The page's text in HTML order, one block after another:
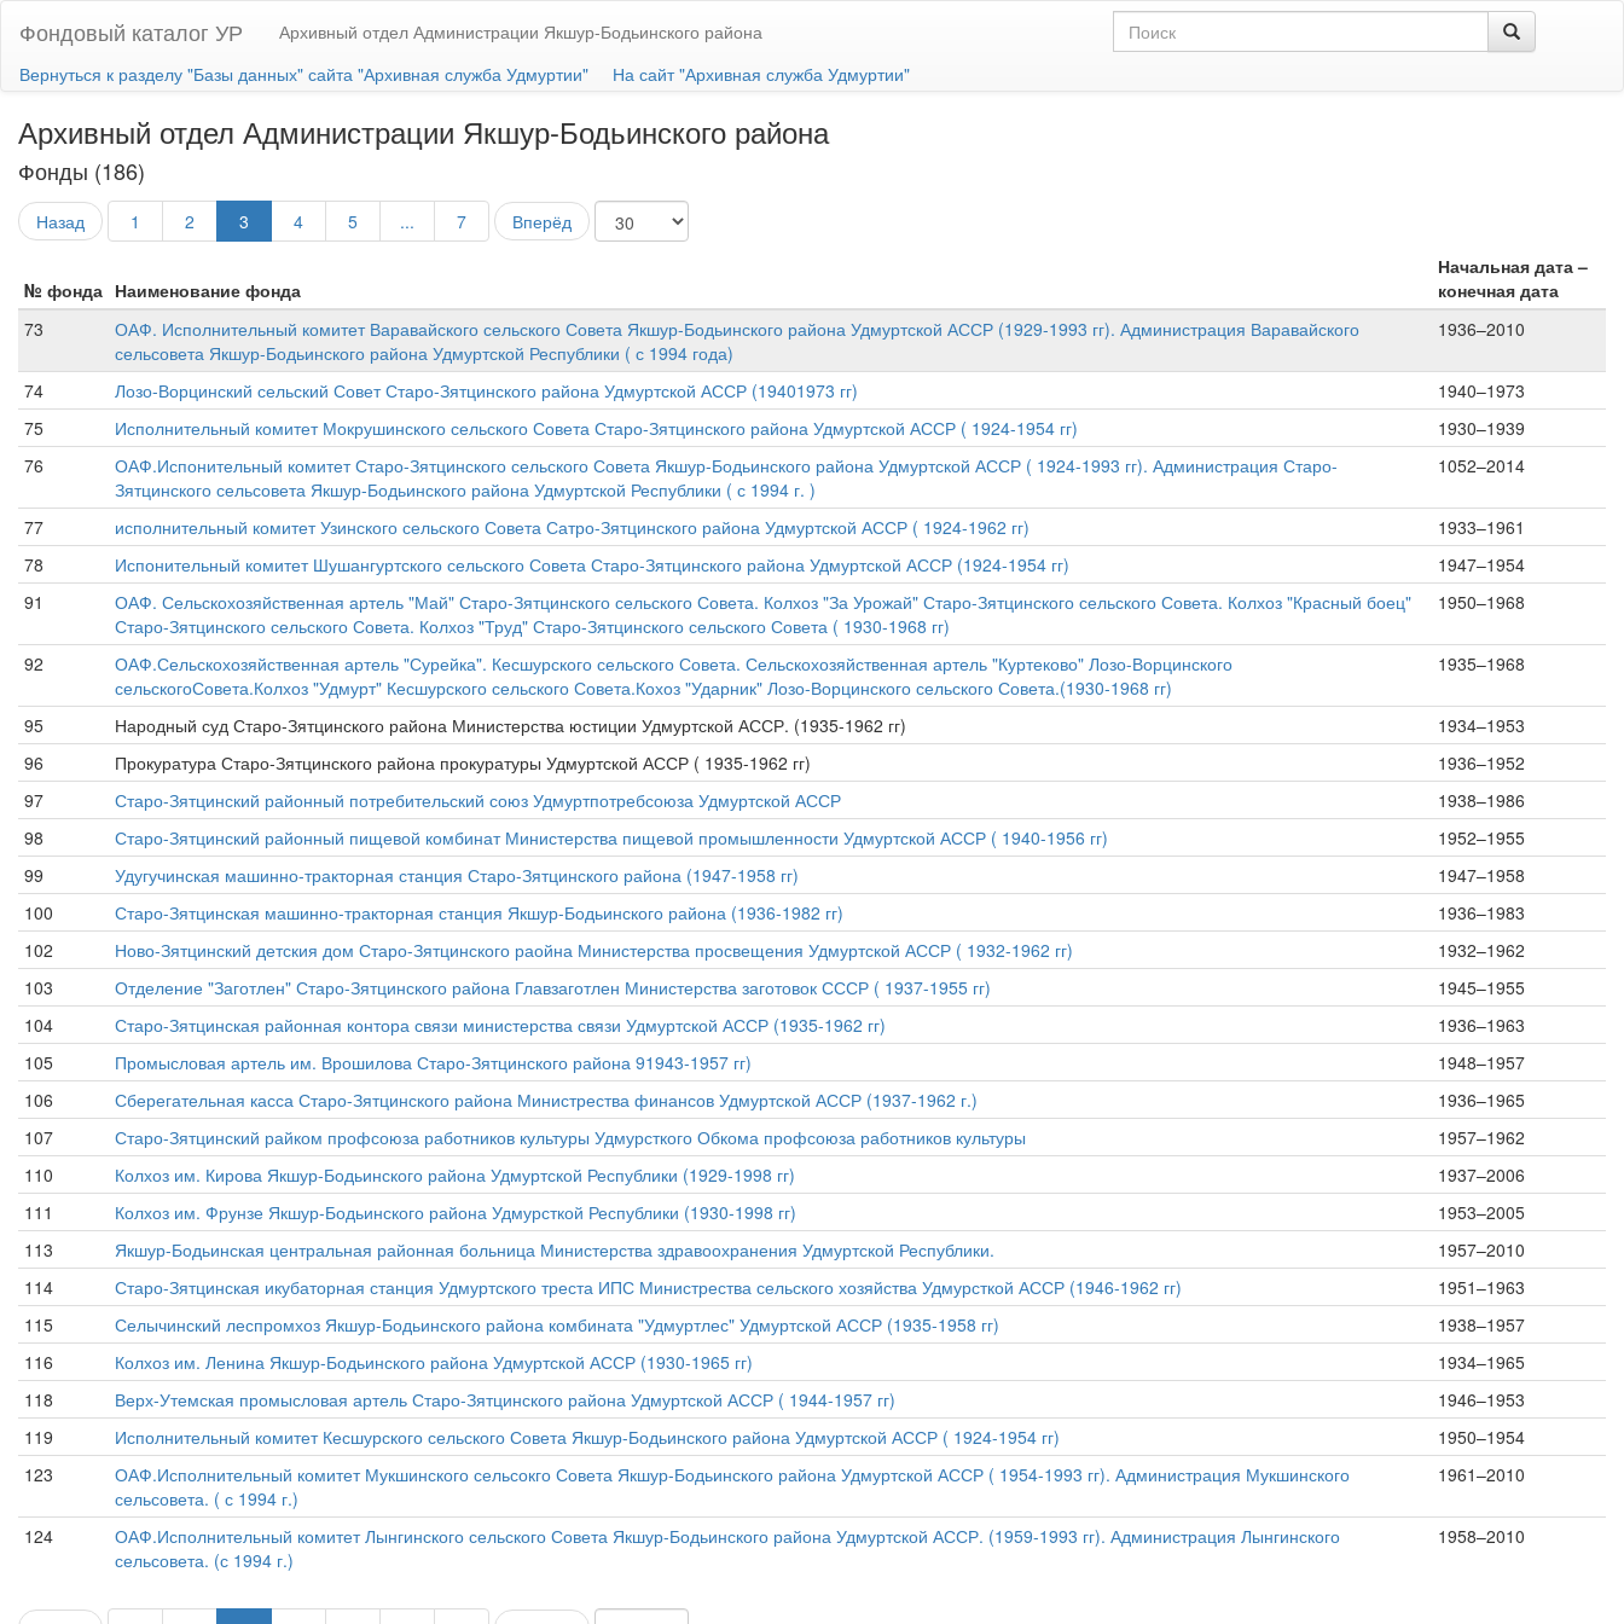
Фондовый каталог УР
Архивный отдел Администрации Якшур-Бодьинского района
Вернуться к разделу "Базы данных" сайта "Архивная служба Удмуртии"
На сайт "Архивная служба Удмуртии"
Архивный отдел Администрации Якшур-Бодьинского района
Фонды (186)
Назад 1 2 3 4 5 ... 7 Вперёд
№ фонда Наименование фонда
Начальная дата –
конечная дата
73
ОАФ. Исполнительный комитет Варавайского сельского Совета Якшур-Бодьинского района Удмуртской АССР (1929-1993 гг). Администрация Варавайского
сельсовета Якшур-Бодьинского района Удмуртской Республики ( с 1994 года)
1936–2010
74 Лозо-Ворцинский сельский Совет Старо-Зятцинского района Удмуртской АССР (19401973 гг)
1940–1973
75
Исполнительный комитет Мокрушинского сельского Совета Старо-Зятцинского района Удмуртской АССР ( 1924-1954 гг)
1930–1939
76
ОАФ.Испонительный комитет Старо-Зятцинского сельского Совета Якшур-Бодьинского района Удмуртской АССР ( 1924-1993 гг). Администрация Старо-
Зятцинского сельсовета Якшур-Бодьинского района Удмуртской Республики ( с 1994 г. )
1052–2014
77 исполнительный комитет Узинского сельского Совета Сатро-Зятцинского района Удмуртской АССР ( 1924-1962 гг)
1933–1961
78
Испонительный комитет Шушангуртского сельского Совета Старо-Зятцинского района Удмуртской АССР (1924-1954 гг)
1947–1954
91
ОАФ. Сельскохозяйственная артель "Май" Старо-Зятцинского сельского Совета. Колхоз "За Урожай" Старо-Зятцинского сельского Совета. Колхоз "Красный боец"
Старо-Зятцинского сельского Совета. Колхоз "Труд" Старо-Зятцинского сельского Совета ( 1930-1968 гг)
1950–1968
92
ОАФ.Сельскохозяйственная артель "Сурейка". Кесшурского сельского Совета. Сельскохозяйственная артель "Куртеково" Лозо-Ворцинского
сельскогоСовета.Колхоз "Удмурт" Кесшурского сельского Совета.Кохоз "Ударник" Лозо-Ворцинского сельского Совета.(1930-1968 гг)
1935–1968
95 Народный суд Старо-Зятцинского района Министерства юстиции Удмуртской АССР. (1935-1962 гг)
1934–1953
96
Прокуратура Старо-Зятцинского района прокуратуры Удмуртской АССР ( 1935-1962 гг)
1936–1952
97
Старо-Зятцинский районный потребительский союз Удмуртпотребсоюза Удмуртской АССР
1938–1986
98
Старо-Зятцинский районный пищевой комбинат Министерства пищевой промышленности Удмуртской АССР ( 1940-1956 гг)
1952–1955
99
Удугучинская машинно-тракторная станция Старо-Зятцинского района (1947-1958 гг)
1947–1958
100
Старо-Зятцинская машинно-тракторная станция Якшур-Бодьинского района (1936-1982 гг)
1936–1983
102
Ново-Зятцинский детския дом Старо-Зятцинского раойна Министерства просвещения Удмуртской АССР ( 1932-1962 гг)
1932–1962
103
Отделение "Заготлен" Старо-Зятцинского района Главзаготлен Министерства заготовок СССР ( 1937-1955 гг)
1945–1955
104
Старо-Зятцинская районная контора связи министерства связи Удмуртской АССР (1935-1962 гг)
1936–1963
105
Промысловая артель им. Врошилова Старо-Зятцинского района 91943-1957 гг)
1948–1957
106
Сберегательная касса Старо-Зятцинского района Министрества финансов Удмуртской АССР (1937-1962 г.)
1936–1965
107
Старо-Зятцинский райком профсоюза работников культуры Удмурсткого Обкома профсоюза работников культуры
1957–1962
110
Колхоз им. Кирова Якшур-Бодьинского района Удмуртской Республики (1929-1998 гг)
1937–2006
111
Колхоз им. Фрунзе Якшур-Бодьинского района Удмурсткой Республики (1930-1998 гг)
1953–2005
113
Якшур-Бодьинская центральная районная больница Министерства здравоохранения Удмуртской Республики.
1957–2010
114
Старо-Зятцинская икубаторная станция Удмуртского треста ИПС Министрества сельского хозяйства Удмурсткой АССР (1946-1962 гг)
1951–1963
115
Селычинский леспромхоз Якшур-Бодьинского района комбината "Удмуртлес" Удмуртской АССР (1935-1958 гг)
1938–1957
116
Колхоз им. Ленина Якшур-Бодьинского района Удмуртской АССР (1930-1965 гг)
1934–1965
118
Верх-Утемская промысловая артель Старо-Зятцинского района Удмуртской АССР ( 1944-1957 гг)
1946–1953
119
Исполнительный комитет Кесшурского сельского Совета Якшур-Бодьинского района Удмуртской АССР ( 1924-1954 гг)
1950–1954
123
ОАФ.Исполнительный комитет Мукшинского сельсокго Совета Якшур-Бодьинского района Удмуртской АССР ( 1954-1993 гг). Администрация Мукшинского
сельсовета. ( с 1994 г.)
1961–2010
124
ОАФ.Исполнительный комитет Лынгинского сельского Совета Якшур-Бодьинского района Удмуртской АССР. (1959-1993 гг). Администрация Лынгинского
сельсовета. (с 1994 г.)
1958–2010